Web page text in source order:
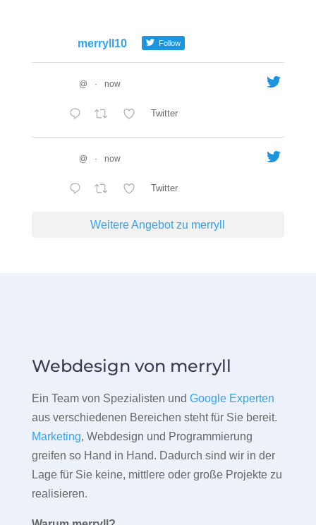
merryll10 Follow
@ · now
Twitter
@ · now
Twitter
Weitere Angebot zu merryll
Webdesign von merryll
Ein Team von Spezialisten und Google Experten
aus verschiedenen Bereichen steht für Sie bereit.
Marketing, Webdesign und Programmierung
greifen so Hand in Hand. Dadurch sind wir in der
Lage für Sie keine, mittlere oder große Projekte zu
realisieren.